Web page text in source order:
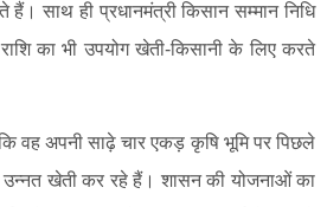
साथ ही प्रधानमंत्री किसान सम्मान निधि
का भी उपयोग खेती-किसानी के लिए करते
वह अपनी साढ़े चार एकड़ कृषि भूमि पर पिछले
उन्नत खेती कर रहे हैं। शासन की योजनाओं का